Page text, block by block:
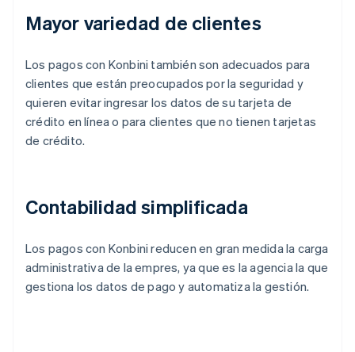
Mayor variedad de clientes
Los pagos con Konbini también son adecuados para
clientes que están preocupados por la seguridad y
quieren evitar ingresar los datos de su tarjeta de
crédito en línea o para clientes que no tienen tarjetas
de crédito.
Contabilidad simplificada
Los pagos con Konbini reducen en gran medida la carga
administrativa de la empres, ya que es la agencia la que
gestiona los datos de pago y automatiza la gestión.